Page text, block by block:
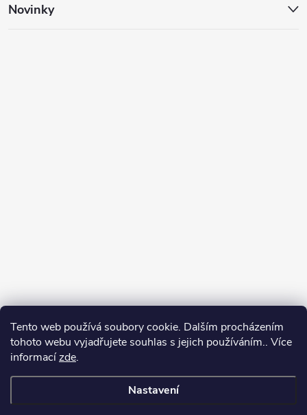
Tento web používá soubory cookie. Dalším procházením
tohoto webu vyjadřujete souhlas s jejich používáním.. Více
informacízde.
Nastavení
Novinky